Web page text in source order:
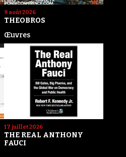
9 août 2026
THEOBROS
Œuvres
17 juillet 2026
THE REAL ANTHONY
FAUCI